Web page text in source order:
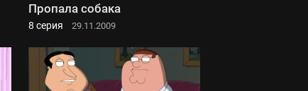
Пропала собака
8 серия 29.11.2009